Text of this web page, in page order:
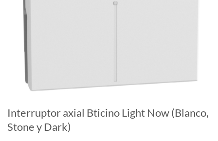
Interruptor axial Bticino Light Now (Blanco,
Stone y Dark)